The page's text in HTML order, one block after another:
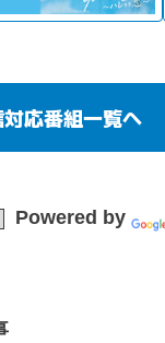
応番組一覧へ
Powered by